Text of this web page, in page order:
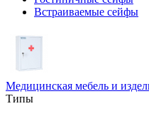
Встраиваемые сейфы
Медицинская мебель и
Типы